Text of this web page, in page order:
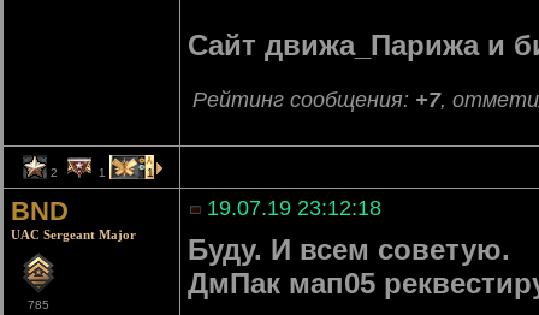
Сайт движа_Парижа и
Рейтинг сообщения: +7,
2 1 1
BND
UAC Sergeant Major
785
19.07.19 23:12:18
Буду. И всем советую.
ДмПак мап05